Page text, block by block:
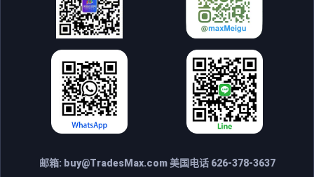
邮箱: buy@TradesMax.com美国电话 626-378-3637